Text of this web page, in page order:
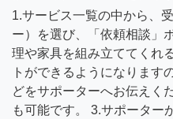
1.サービス一覧の中から、
ー）を選び、「依頼相談」
理や家具を組み立ててくれ
トができるようになります
どをサポーターへお伝えく
も可能です。 3.サポーター